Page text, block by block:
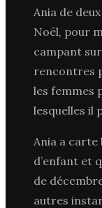
Ania de
Noël, pour
campant
rencontres
les femmes
lesquelles il
Ania a carte
d’enfant et
de
autres